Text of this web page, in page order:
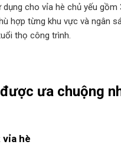
cho vỉa hè chủ yếu
hợp từng khu vực và ngân
thọ công trình.
ưa chuộng
vỉa hè